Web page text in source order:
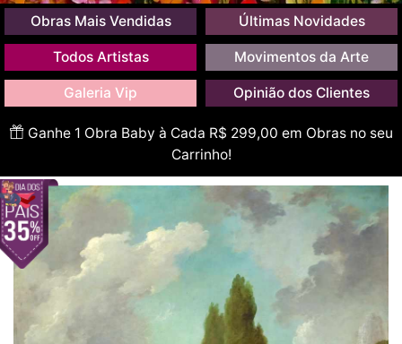
Obras Mais Vendidas Últimas Novidades
Todos Artistas Movimentos da Arte
Galeria Vip Opinião dos Clientes
Ganhe 1 Obra Baby à Cada R$ 299,00 em Obras no seu
Carrinho!